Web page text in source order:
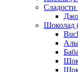
Сладости
Шоколад